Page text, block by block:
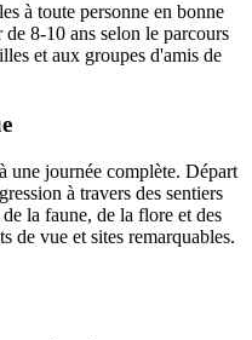
à toute personne en bonne
8-10 ans selon le parcours
et aux groupes d'amis de
une journée complète. Départ
à travers des sentiers
la faune, de la flore et des
de vue et sites remarquables.